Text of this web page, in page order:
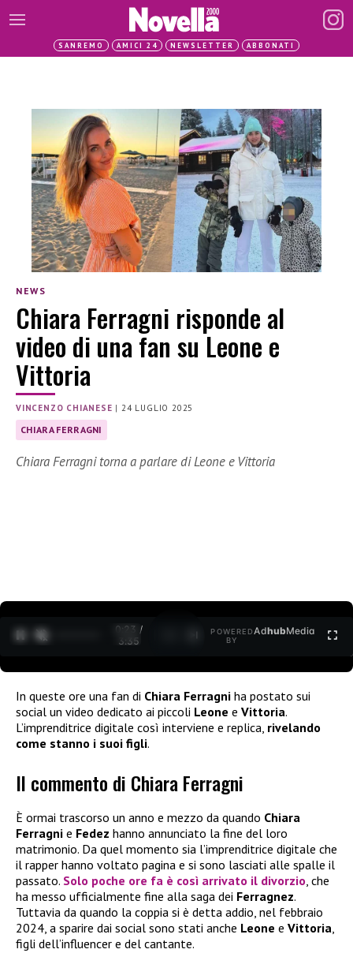
SANREMO AMICI 24 NEWSLETTER ABBONATI
NEWS
Chiara Ferragni risponde al
video di una fan su Leone e
Vittoria
VINCENZO CHIANESE |24 LUGLIO 2025
CHIARA FERRAGNI
Chiara Ferragni torna a parlare di Leone e Vittoria
0:24 /
3:35
POWERED
BY
AdhubMedia
In queste ore una fan di Chiara Ferragni ha postato sui
social un video dedicato ai piccoli Leone e Vittoria.
L’imprenditrice digitale così interviene e replica, rivelando
come stanno i suoi figli.
Il commento di Chiara Ferragni
È ormai trascorso un anno e mezzo da quando Chiara
Ferragni e Fedez hanno annunciato la fine del loro
matrimonio. Da quel momento sia l’imprenditrice digitale che
il rapper hanno voltato pagina e si sono lasciati alle spalle il
passato. Solo poche ore fa è così arrivato il divorzio, che
ha messo ufficialmente fine alla saga dei Ferragnez.
Tuttavia da quando la coppia si è detta addio, nel febbraio
2024, a sparire dai social sono stati anche Leone e Vittoria,
figli dell’influencer e del cantante.